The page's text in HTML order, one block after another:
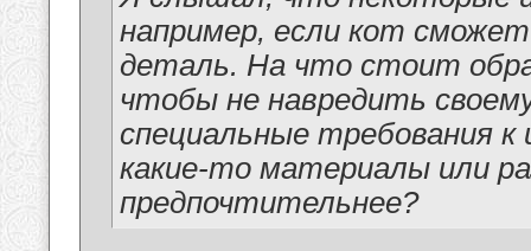
например, если кот
деталь. На что стоит
чтобы не навредить
специальные требования
какие-то материалы или
предпочтительнее?